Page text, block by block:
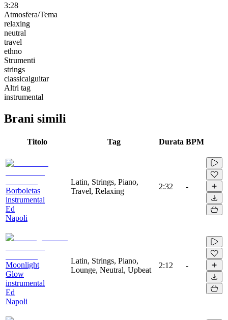
3:28
Atmosfera/Tema
relaxing
neutral
travel
ethno
Strumenti
strings
classicalguitar
Altri tag
instrumental
Brani simili
Titolo Tag Durata BPM
Borboletas
instrumental
Ed
Napoli
Latin, Strings, Piano,
Travel, Relaxing
2:32 -
Moonlight
Glow
instrumental
Ed
Napoli
Latin, Strings, Piano,
Lounge, Neutral, Upbeat
2:12 -